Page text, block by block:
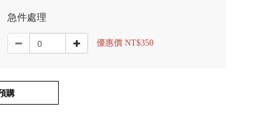
急件處理
優惠價 NT$350
購